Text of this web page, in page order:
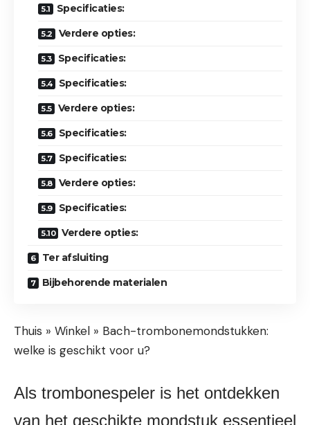
Specificaties:
Verdere opties:
Specificaties:
Specificaties:
Verdere opties:
Specificaties:
Specificaties:
Verdere opties:
Specificaties:
Verdere opties:
Ter afsluiting
Bijbehorende materialen
Thuis » Winkel » Bach-trombonemondstukken:
welke is geschikt voor u?
Als trombonespeler is het ontdekken
van het geschikte mondstuk essentieel